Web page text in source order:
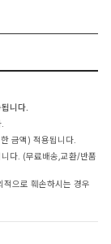
니다.
금액) 적용됩니다.
다. (무료배송,교환/반품
으로 훼손하시는 경우